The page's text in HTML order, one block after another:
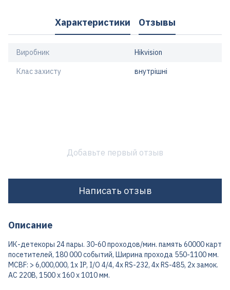
Характеристики Отзывы
Виробник Hikvision
Клас захисту внутрішні
Добавьте первый отзыв
Написать отзыв
Описание
ИК-детекоры 24 пары. 30-60 проходов/мин. память 60000 карт
посетителей, 180 000 событий, Ширина прохода 550-1100 мм.
MCBF: > 6,000,000, 1x IP, I/O 4/4, 4x RS-232, 4x RS-485, 2x замок.
AC 220В, 1500 х 160 х 1010 мм.